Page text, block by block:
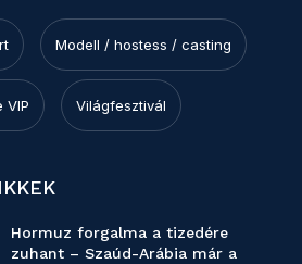
Modell / hostess / casting
VIP Világfesztivál
Hormuz forgalma a tizedére
zuhant – Szaúd-Arábia már a